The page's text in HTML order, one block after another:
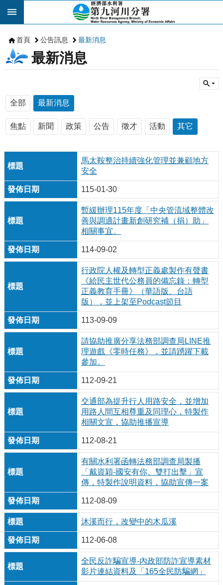
跳到主要內容區塊
首頁 公告訊息 最新消息
最新消息
全部 最新消息
焦點 新聞 政策 公告 徵才 活動 其它
馬太鞍整治持續強化管理並兼顧地方
安全
115-01-30
暫緩辦理115年度「中央管流域整體改
善與調適計畫新創研究補（捐）助」
相關事宜。
114-09-02
行政院人權及轉型正義處製作有聲書
《給民主世代公務員的備忘錄：轉型
正義教育手冊》（華語版、台語
版），並上架至Podcast節目
113-09-09
請協助推廣分享法務部調查局LINE推
理遊戲《零時任務》，並請踴躍下載
參加。
112-09-21
交通部為提升行人用路安全，並增加
用路人間互相尊重及同理心，特製作
相關文宣，協助推播宣導
112-08-21
有關水利署函轉法務部調查局製播
「戴資穎-國安有你、雙打出擊」宣
傳，特製作說明資料，協助宣傳一案
112-08-09
沐溪而行，改變中的木瓜溪
112-06-08
全民反詐騙宣導-內政部防詐宣導素材
影片連結資料及「165全民防騙網」